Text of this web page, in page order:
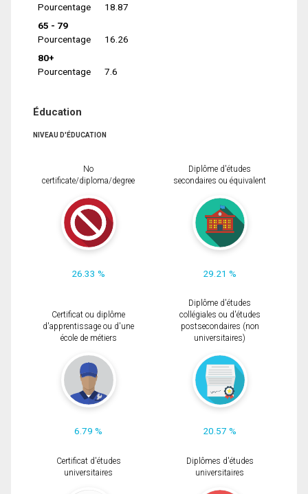
Pourcentage
18.87
65 - 79
Pourcentage
16.26
80+
Pourcentage
7.6
Éducation
NIVEAU D'ÉDUCATION
No
certificate/diploma/degree
26.33 %
Diplôme d'études
secondaires ou équivalent
29.21 %
Certificat ou diplôme
d'apprentissage ou d'une
école de métiers
6.79 %
Diplôme d'études
collégiales ou d'études
postsecondaires (non
universitaires)
20.57 %
Certificat d'études
universitaires
Diplômes d'études
universitaires